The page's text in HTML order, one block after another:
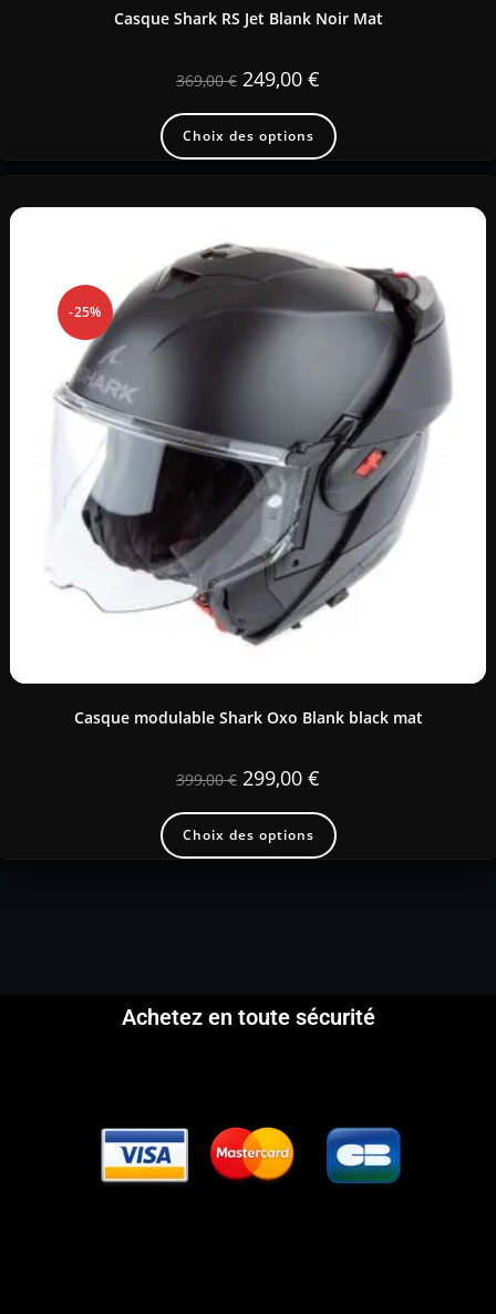
Casque Shark RS Jet Blank Noir Mat
369,00€ 249,00 €
Choix des options
-25%
Casque modulable Shark Oxo Blank black mat
399,00€ 299,00 €
Choix des options
Achetez en toute sécurité